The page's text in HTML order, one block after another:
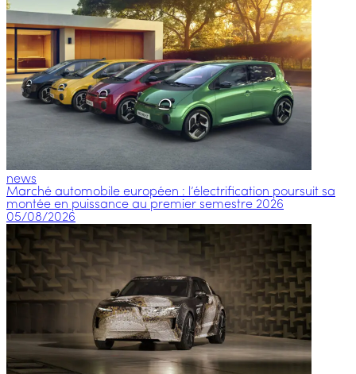
news
Marché automobile européen : l’électrification poursuit sa
montée en puissance au premier semestre 2026
05/08/2026